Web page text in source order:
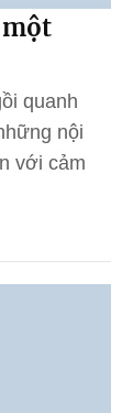
quanh
nội
với cảm